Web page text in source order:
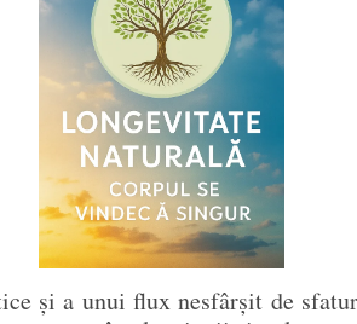
și a unui flux nesfârșit de